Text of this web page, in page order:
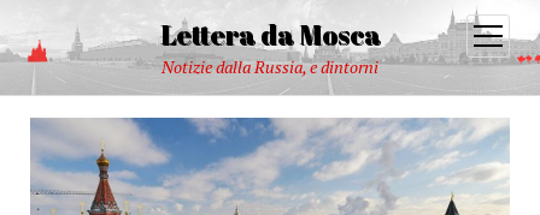
Lettera da Mosca
Notizie dalla Russia, e dintorni
open
menu